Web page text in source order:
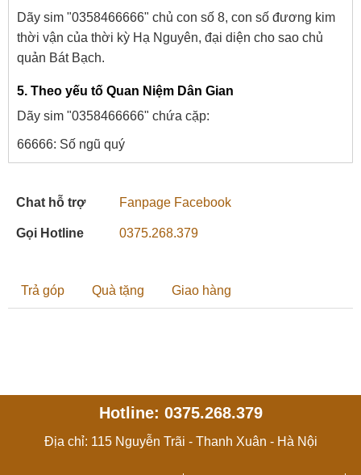
Dãy sim "0358466666" chủ con số 8, con số đương kim
thời vận của thời kỳ Hạ Nguyên, đại diện cho sao chủ
quản Bát Bạch.
5. Theo yếu tố Quan Niệm Dân Gian
Dãy sim "0358466666" chứa cặp:
66666: Số ngũ quý
Chat hỗ trợ Fanpage Facebook
Gọi Hotline 0375.268.379
Trả góp Quà tặng Giao hàng
Hotline: 0375.268.379
Địa chỉ: 115 Nguyễn Trãi - Thanh Xuân - Hà Nội